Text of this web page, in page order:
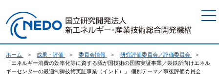
ホーム 成果・評価 委員会情報
研究評価委員会／評価委員会
「エネルギー消費の効率化等に資する我が国技術の国際実証事業／製鉄所向けエネル
ギーセンターの最適制御技術実証事業（インド）」 個別テーマ／事後評価委員会